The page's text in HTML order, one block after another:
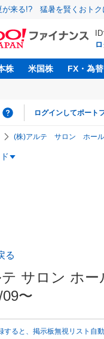
が来る!? 猛暑を賢くおトク
株 米国株 FX・為替
ログインしてポート
(株)アルテ サロン ホール
る
サロン ホ
〜
すると、掲示板無視リスト自